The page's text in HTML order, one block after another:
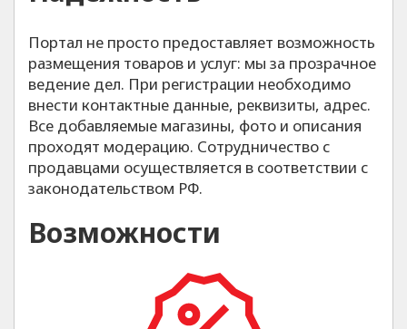
Портал не просто предоставляет возможность
размещения товаров и услуг: мы за прозрачное
ведение дел. При регистрации необходимо
внести контактные данные, реквизиты, адрес.
Все добавляемые магазины, фото и описания
проходят модерацию. Сотрудничество с
продавцами осуществляется в соответствии с
законодательством РФ.
Возможности